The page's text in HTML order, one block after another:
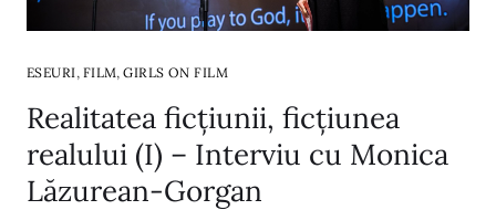
ESEURI, FILM,GIRLS ON FILM
Realitatea ficțiunii, ficțiunea
realului (I) – Interviu cu Monica
Lăzurean-Gorgan